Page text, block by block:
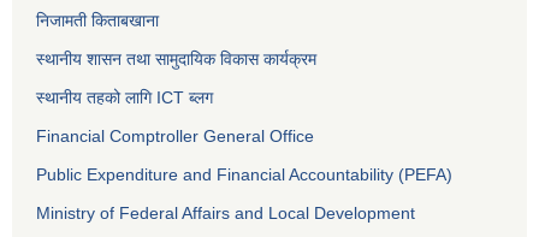
निजामती किताबखाना
स्थानीय शासन तथा सामुदायिक विकास कार्यक्रम
स्थानीय तहको लागि ICT ब्लग
Financial Comptroller General Office
Public Expenditure and Financial Accountability (PEFA)
Ministry of Federal Affairs and Local Development